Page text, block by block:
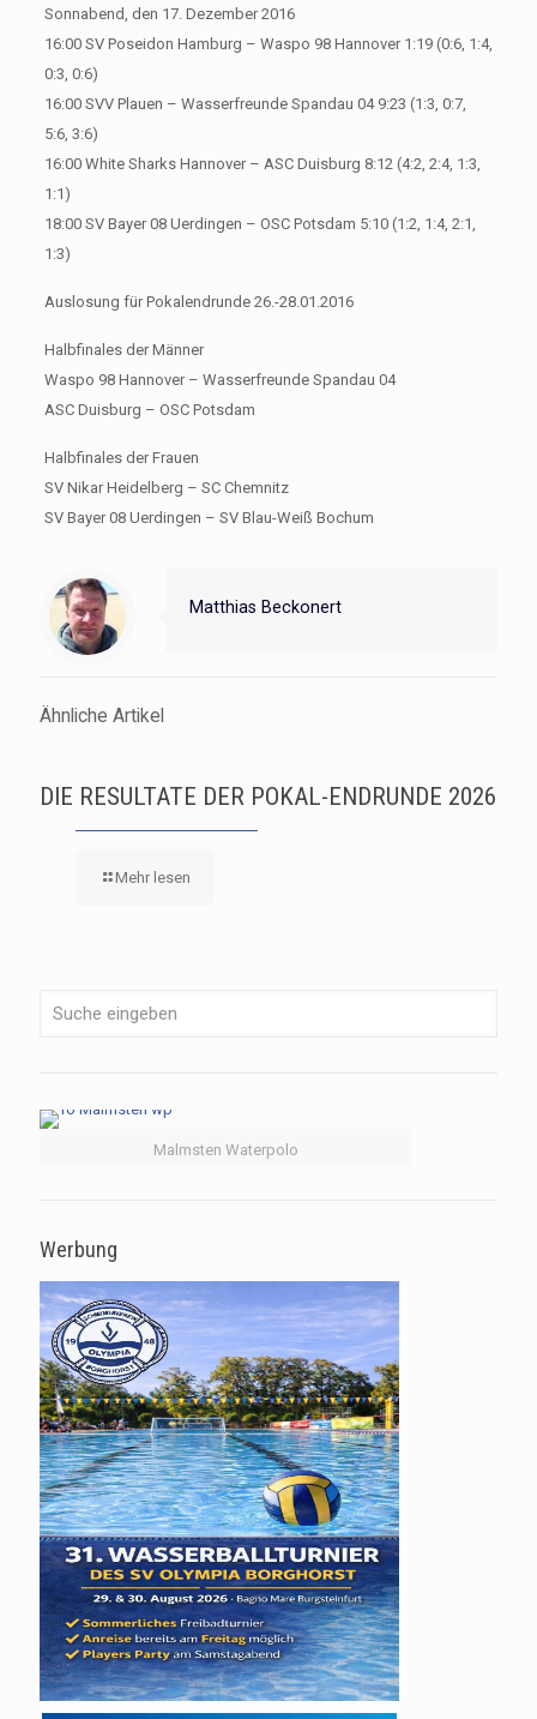
Sonnabend, den 17. Dezember 2016
16:00 SV Poseidon Hamburg – Waspo 98 Hannover 1:19 (0:6, 1:4,
0:3, 0:6)
16:00 SVV Plauen – Wasserfreunde Spandau 04 9:23 (1:3, 0:7,
5:6, 3:6)
16:00 White Sharks Hannover – ASC Duisburg 8:12 (4:2, 2:4, 1:3,
1:1)
18:00 SV Bayer 08 Uerdingen – OSC Potsdam 5:10 (1:2, 1:4, 2:1,
1:3)
Auslosung für Pokalendrunde 26.-28.01.2016
Halbfinales der Männer
Waspo 98 Hannover – Wasserfreunde Spandau 04
ASC Duisburg – OSC Potsdam
Halbfinales der Frauen
SV Nikar Heidelberg – SC Chemnitz
SV Bayer 08 Uerdingen – SV Blau-Weiß Bochum
Matthias Beckonert
Ähnliche Artikel
DIE RESULTATE DER POKAL-ENDRUNDE 2026
Mehr lesen
Malmsten Waterpolo
Werbung